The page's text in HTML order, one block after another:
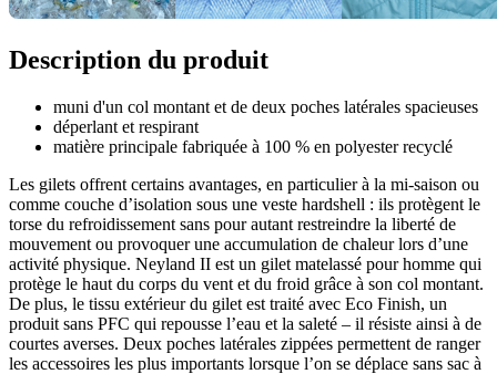
Description du produit
muni d'un col montant et de deux poches latérales spacieuses
déperlant et respirant
matière principale fabriquée à 100 % en polyester recyclé
Les gilets offrent certains avantages, en particulier à la mi-saison ou
comme couche d’isolation sous une veste hardshell : ils protègent le
torse du refroidissement sans pour autant restreindre la liberté de
mouvement ou provoquer une accumulation de chaleur lors d’une
activité physique. Neyland II est un gilet matelassé pour homme qui
protège le haut du corps du vent et du froid grâce à son col montant.
De plus, le tissu extérieur du gilet est traité avec Eco Finish, un
produit sans PFC qui repousse l’eau et la saleté – il résiste ainsi à de
courtes averses. Deux poches latérales zippées permettent de ranger
les accessoires les plus importants lorsque l’on se déplace sans sac à